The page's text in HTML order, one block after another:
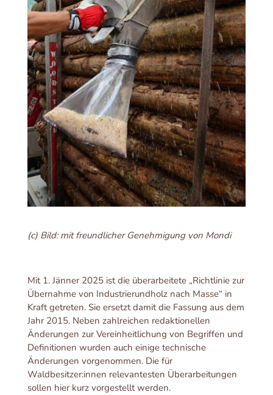
(c) Bild: mit freundlicher Genehmigung von Mondi
Mit 1. Jänner 2025 ist die überarbeitete „Richtlinie zur
Übernahme von Industrierundholz nach Masse“ in
Kraft getreten. Sie ersetzt damit die Fassung aus dem
Jahr 2015. Neben zahlreichen redaktionellen
Änderungen zur Vereinheitlichung von Begriffen und
Definitionen wurden auch einige technische
Änderungen vorgenommen. Die für
Waldbesitzer:innen relevantesten Überarbeitungen
sollen hier kurz vorgestellt werden.